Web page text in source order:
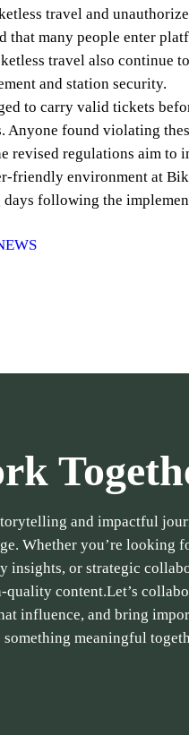
travel and
that many people enter
travel also continue
and station security.
to carry valid tickets
Anyone found violating
regulations aim to
friendly environment at
following the
and impactful
Whether you’re looking
insights, or strategic
content.Let’s
influence, and bring
something meaningful